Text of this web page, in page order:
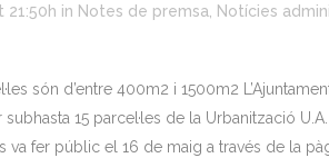
21:50h in Notes de premsa Notícies
són d’entre 400m2 i 1500m2
15 parcel·les de la Urbanització
es va fer públic el 16 de maig a través de la